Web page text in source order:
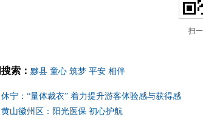
扫
索： 黟县 童心 筑梦 平安 相伴
休宁：“量体裁衣” 着力提升游客体验感与获得感
黄山徽州区：阳光医保 初心护航